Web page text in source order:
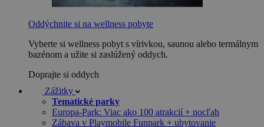
Oddýchnite si na wellness pobyte
Vyberte si wellness pobyt s vírivkou, saunou alebo termálnym
bazénom a užite si zaslúžený oddych.
Doprajte si oddych
Zážitky
Tematické parky
Europa-Park: Viac ako 100 atrakcií + nocľah
Zábava v Playmobile Funpark + ubytovanie